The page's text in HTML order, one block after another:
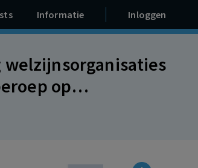
Informatie Inloggen
op